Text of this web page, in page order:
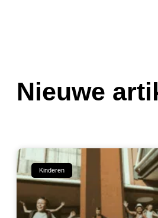
Nieuwe
Kinderen